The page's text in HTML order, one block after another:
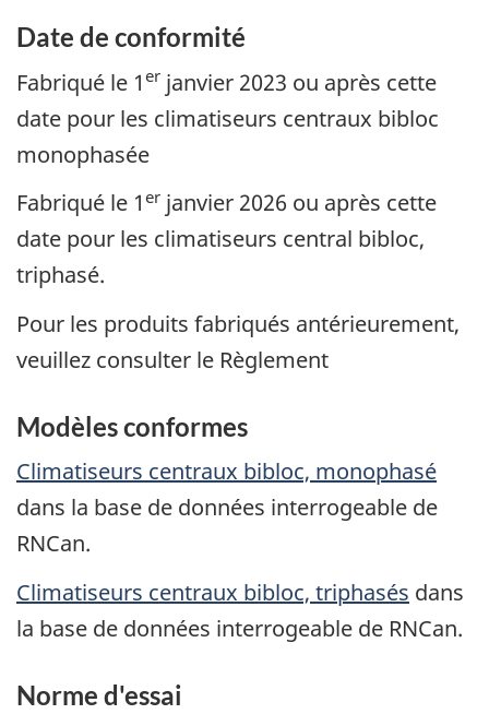
Date de conformité
Fabriqué le 1 er janvier 2023 ou après cette
date pour les climatiseurs centraux bibloc
monophasée
Fabriqué le 1 er janvier 2026 ou après cette
date pour les climatiseurs central bibloc,
triphasé.
Pour les produits fabriqués antérieurement,
veuillez consulter le Règlement
Modèles conformes
Climatiseurs centraux bibloc, monophasé
dans la base de données interrogeable de
RNCan.
Climatiseurs centraux bibloc, triphasés dans
la base de données interrogeable de RNCan.
Norme d'essai